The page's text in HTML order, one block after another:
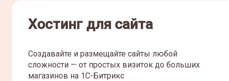
Хостинг для сайта
Создавайте и размещайте сайты любой
сложности — от простых визиток до больших
магазинов на 1С-Битрикс